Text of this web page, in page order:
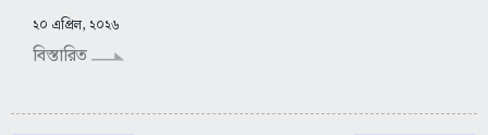
২০ এপ্রিল, ২০২৬
বিস্তারিত